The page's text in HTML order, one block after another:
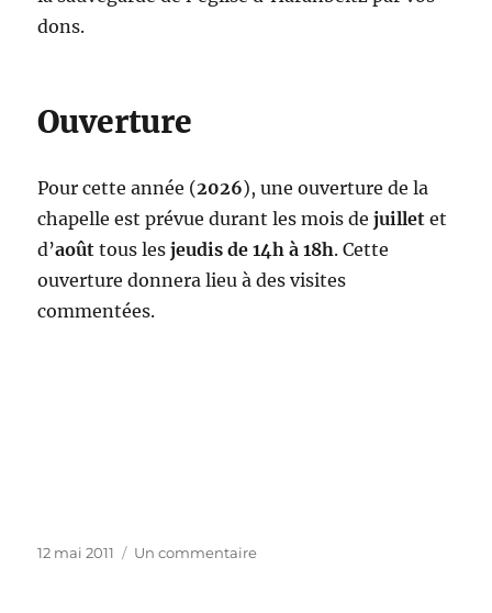
dons.
Ouverture
Pour cette année (2026), une ouverture de la
chapelle est prévue durant les mois dejuillet et
d’août tous lesjeudis de 14h à 18h. Cette
ouverture donnera lieu à des visites
commentées.
Publié
12 mai 2011 Un commentaire